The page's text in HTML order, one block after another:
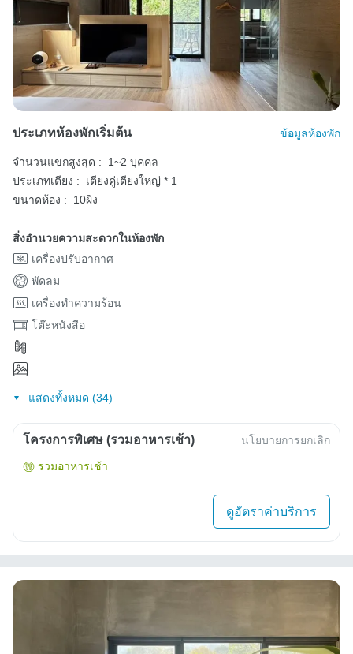
ประเภทห้องพักเริ่มต้น ข้อมูลห้องพัก
จำนวนแขกสูงสุด :
1~2 บุคคล
ประเภทเตียง :
เตียงคู่เตียงใหญ่ * 1
ขนาดห้อง :
10ผิง
สิ่งอำนวยความสะดวกในห้องพัก
เครื่องปรับอากาศ
พัดลม
เครื่องทำความร้อน
โต๊ะหนังสือ
แสดงทั้งหมด (34)
โครงการพิเศษ (รวมอาหารเช้า) นโยบายการยกเลิก
รวมอาหารเช้า
ดูอัตราค่าบริการ